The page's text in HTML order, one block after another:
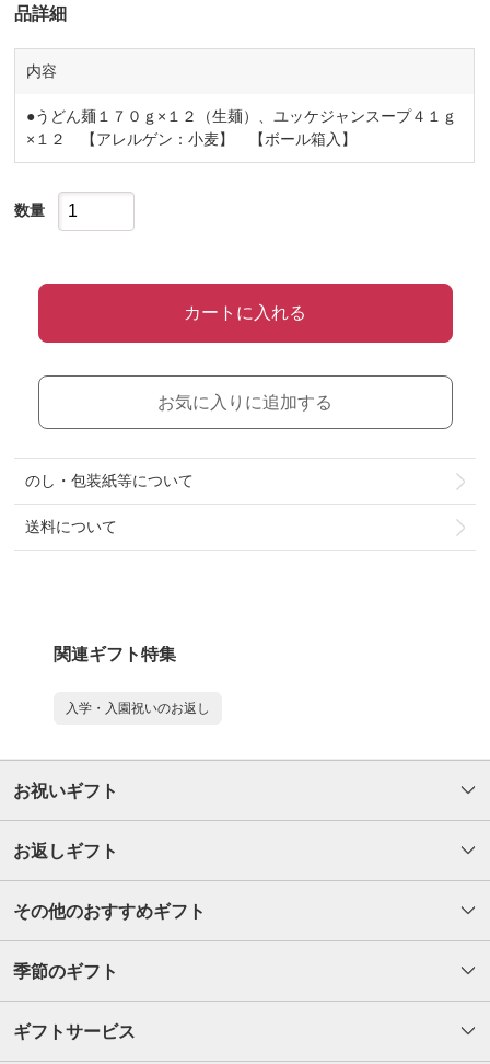
品詳細
内容
●うどん麺１７０ｇ×１２（生麺）、ユッケジャンスープ４１ｇ
×１２ 【アレルゲン：小麦】 【ボール箱入】
数量
カートに入れる
お気に入りに追加する
のし・包装紙等について
送料について
関連ギフト特集
入学・入園祝いのお返し
お祝いギフト
お返しギフト
その他のおすすめギフト
季節のギフト
ギフトサービス